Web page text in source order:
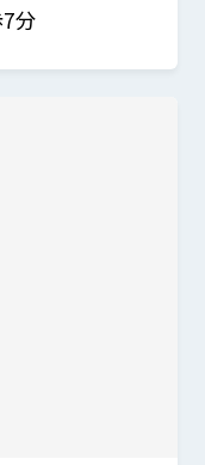
7分